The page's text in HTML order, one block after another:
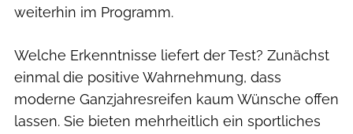
weiterhin im Programm.
Welche Erkenntnisse liefert der Test? Zunächst
einmal die positive Wahrnehmung, dass
moderne Ganzjahresreifen kaum Wünsche offen
lassen. Sie bieten mehrheitlich ein sportliches